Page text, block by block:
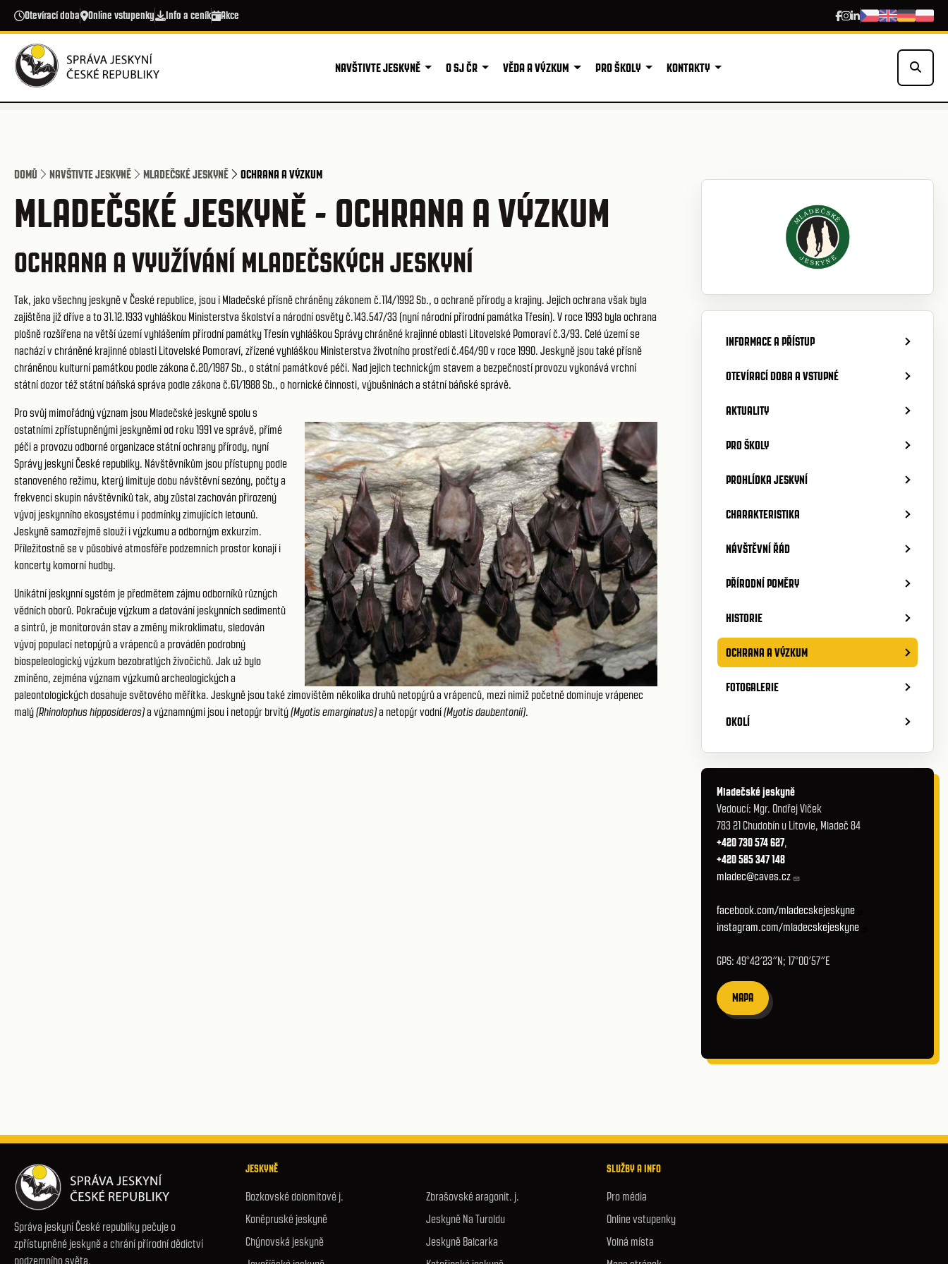
Přejít k hlavnímu obsahu
Otevírací doba Online vstupenky Info a ceník Akce
NAVŠTIVTE JESKYNĚ O SJ ČR VĚDA A VÝZKUM PRO ŠKOLY KONTAKTY
DOMŮ NAVŠTIVTE JESKYNĚ MLADEČSKÉ JESKYNĚ OCHRANA A VÝZKUM
MLADEČSKÉ JESKYNĚ - OCHRANA A VÝZKUM
OCHRANA A VYUŽÍVÁNÍ MLADEČSKÝCH JESKYNÍ
Tak, jako všechny jeskyně v České republice, jsou i Mladečské přísně chráněny zákonem č.114/1992 Sb., o ochraně přírody a krajiny. Jejich ochrana však byla
zajištěna již dříve a to 31.12.1933 vyhláškou Ministerstva školství a národní osvěty č.143.547/33 (nyní národní přírodní památka Třesín). V roce 1993 byla ochrana
plošně rozšířena na větší území vyhlášením přírodní památky Třesín vyhláškou Správy chráněné krajinné oblasti Litovelské Pomoraví č.3/93. Celé území se
nachází v chráněné krajinné oblasti Litovelské Pomoraví, zřízené vyhláškou Ministerstva životního prostředí č.464/90 v roce 1990. Jeskyně jsou také přísně
chráněnou kulturní památkou podle zákona č.20/1987 Sb., o státní památkové péči. Nad jejich technickým stavem a bezpečností provozu vykonává vrchní
státní dozor též státní báňská správa podle zákona č.61/1988 Sb., o hornické činnosti, výbušninách a státní báňské správě.
Pro svůj mimořádný význam jsou Mladečské jeskyně spolu s
ostatními zpřístupněnými jeskyněmi od roku 1991 ve správě, přímé
péči a provozu odborné organizace státní ochrany přírody, nyní
Správy jeskyní České republiky. Návštěvníkům jsou přístupny podle
stanoveného režimu, který limituje dobu návštěvní sezóny, počty a
frekvenci skupin návštěvníků tak, aby zůstal zachován přirozený
vývoj jeskynního ekosystému i podmínky zimujících letounů.
Jeskyně samozřejmě slouží i výzkumu a odborným exkurzím.
Příležitostně se v působivé atmosféře podzemních prostor konají i
koncerty komorní hudby.
Unikátní jeskynní systém je předmětem zájmu odborníků různých
vědních oborů. Pokračuje výzkum a datování jeskynních sedimentů
a sintrů, je monitorován stav a změny mikroklimatu, sledován
vývoj populací netopýrů a vrápenců a prováděn podrobný
biospeleologický výzkum bezobratlých živočichů. Jak už bylo
zmíněno, zejména význam výzkumů archeologických a
paleontologických dosahuje světového měřítka. Jeskyně jsou také zimovištěm několika druhů netopýrů a vrápenců, mezi nimiž početně dominuje vrápenec
malý(Rhinolophus hipposideros)a významnými jsou i netopýr brvitý(Myotis emarginatus)a netopýr vodní(Myotis daubentonii).
INFORMACE A PŘÍSTUP
OTEVÍRACÍ DOBA A VSTUPNÉ
AKTUALITY
PRO ŠKOLY
PROHLÍDKA JESKYNÍ
CHARAKTERISTIKA
NÁVŠTĚVNÍ ŘÁD
PŘÍRODNÍ POMĚRY
HISTORIE
OCHRANA A VÝZKUM
FOTOGALERIE
OKOLÍ
Mladečské jeskyně
Vedoucí: Mgr. Ondřej Vlček
783 21 Chudobín u Litovle, Mladeč 84
+420 730 574 627,
+420 585 347 148
mladec@caves.cz
facebook.com/mladecskejeskyne
instagram.com/mladecskejeskyne
GPS: 49°42′23″N; 17°00′57″E
MAPA
Správa jeskyní České republiky pečuje o
zpřístupněné jeskyně a chrání přírodní dědictví
podzemního světa.
JESKYNĚ
Bozkovské dolomitové j.
Koněpruské jeskyně
Chýnovská jeskyně
Zbrašovské aragonit. j.
Jeskyně Na Turoldu
Jeskyně Balcarka
SLUŽBY A INFO
Pro média
Online vstupenky
Volná místa